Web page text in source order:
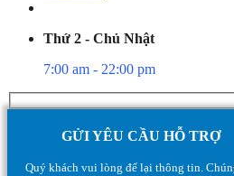
Thứ 2 - Chủ Nhật
7:00 am - 22:00 pm
GỬI YÊU CẦU HỖ TRỢ
Quý khách vui lòng để lại thông tin.